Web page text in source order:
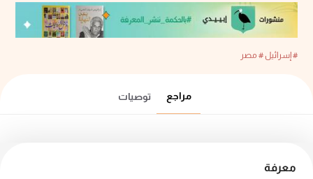
# إسرائيل# مصر
مراجع توصيات
معرفة